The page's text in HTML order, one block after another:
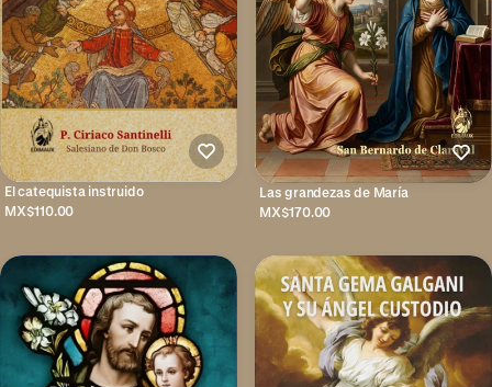
El catequista instruido
MX$110.00
Las grandezas de María
MX$170.00